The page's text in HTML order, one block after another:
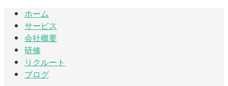
ホーム
サービス
会社概要
研修
リクルート
ブログ